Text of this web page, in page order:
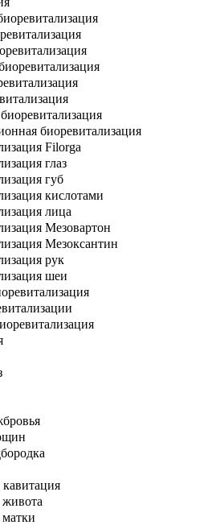
биоревитализация
Filorga
глаз
губ
кислотами
лица
Мезовартон
Мезоксантин
рук
шеи